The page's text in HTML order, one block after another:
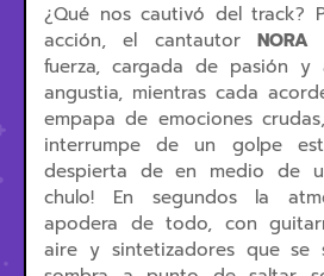
¿Qué nos cautivó del track?
acción, el cantautor NORA
fuerza, cargada de pasión y
angustia, mientras cada
empapa de emociones
interrumpe de un golpe
despierta de en medio de
chulo! En segundos la
apodera de todo, con
aire y sintetizadores que se